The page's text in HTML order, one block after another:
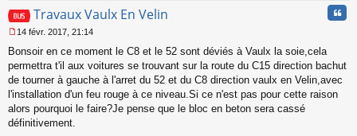
Travaux Vaulx En Velin
e
s
s
g
e
n
14 févr. 2017, 21:14
Bonsoir en ce moment le C8 et le 52 sont déviés à Vaulx la soie,cela
permettra t'il aux voitures se trouvant sur la route du C15 direction bachut
de tourner à gauche à l'arret du 52 et du C8 direction vaulx en Velin,avec
l'installation d'un feu rouge à ce niveau.Si ce n'est pas pour cette raison
alors pourquoi le faire?Je pense que le bloc en beton sera cassé
définitivement.